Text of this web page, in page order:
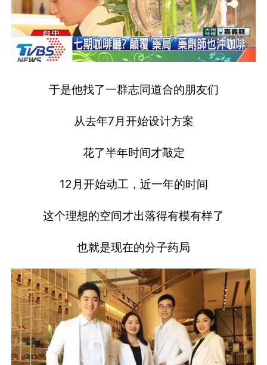
于是他找了一群志同道合的朋友们
从去年7月开始设计方案
花了半年时间才敲定
12月开始动工，近一年的时间
这个理想的空间才出落得有模有样了
也就是现在的分子药局